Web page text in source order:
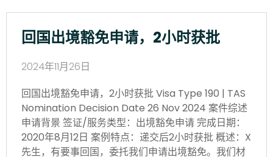
回国出境豁免申请，2小时获批
2024年11月26日
回国出境豁免申请，2小时获批 Visa Type 190 | TAS
Nomination Decision Date 26 Nov 2024 案件综述
申请背景 签证/服务类型：出境豁免申请 完成日期：
2020年8月12日 案例特点：递交后2小时获批 概述：X
先生，有要事回国，委托我们申请出境豁免。我们材